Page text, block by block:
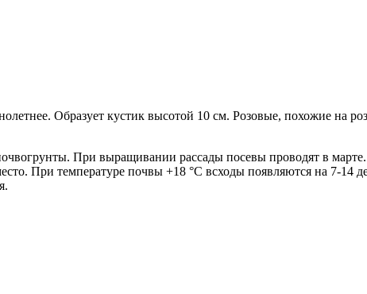
Образует кустик высотой 10 см. Розовые, похожие на
При выращивании рассады посевы проводят в
При температуре почвы +18 °C всходы появляются на 7-14